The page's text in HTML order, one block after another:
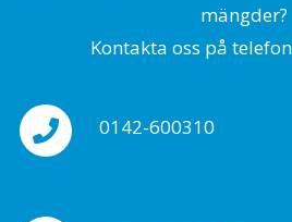
mängder?
Kontakta oss på
0142-600310